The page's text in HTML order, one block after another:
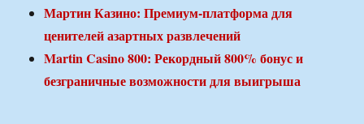
Мартин Казино: Премиум-платформа для
ценителей азартных развлечений
Martin Casino 800: Рекордный 800% бонус и
безграничные возможности для выигрыша